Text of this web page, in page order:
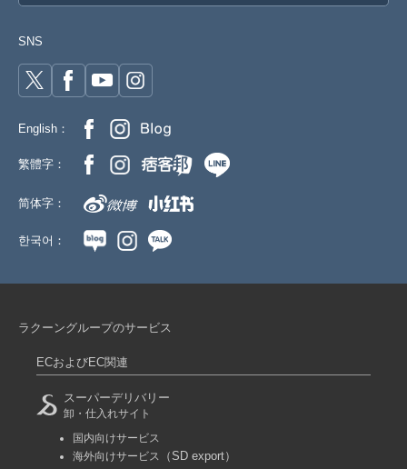
SNS
English：
繁體字：
简体字：
한국어：
ラクーングループのサービス
ECおよびEC関連
スーパーデリバリー
卸・仕入れサイト
国内向けサービス
海外向けサービス
（SD export）